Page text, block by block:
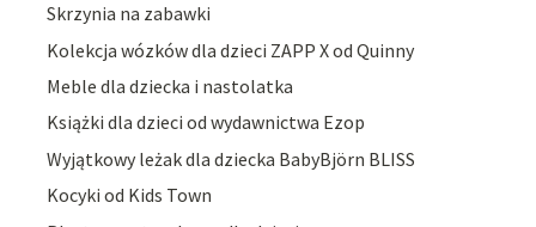
Skrzynia na zabawki
Kolekcja wózków dla dzieci ZAPP X od Quinny
Meble dla dziecka i nastolatka
Książki dla dzieci od wydawnictwa Ezop
Wyjątkowy leżak dla dziecka BabyBjörn BLISS
Kocyki od Kids Town